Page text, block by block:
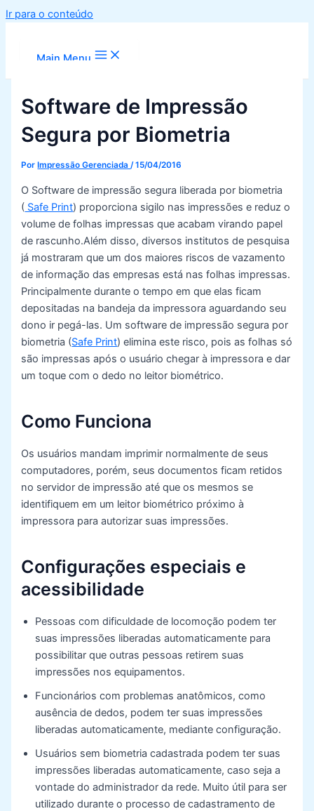
Ir para o conteúdo
Main Menu
Software de Impressão
Segura por Biometria
Por Impressão Gerenciada/15/04/2016
O Software de impressão segura liberada por biometria
( Safe Print) proporciona sigilo nas impressões e reduz o
volume de folhas impressas que acabam virando papel
de rascunho.Além disso, diversos institutos de pesquisa
já mostraram que um dos maiores riscos de vazamento
de informação das empresas está nas folhas impressas.
Principalmente durante o tempo em que elas ficam
depositadas na bandeja da impressora aguardando seu
dono ir pegá-las. Um software de impressão segura por
biometria (Safe Print) elimina este risco, pois as folhas só
são impressas após o usuário chegar à impressora e dar
um toque com o dedo no leitor biométrico.
Como Funciona
Os usuários mandam imprimir normalmente de seus
computadores, porém, seus documentos ficam retidos
no servidor de impressão até que os mesmos se
identifiquem em um leitor biométrico próximo à
impressora para autorizar suas impressões.
Configurações especiais e
acessibilidade
Pessoas com dificuldade de locomoção podem ter
suas impressões liberadas automaticamente para
possibilitar que outras pessoas retirem suas
impressões nos equipamentos.
Funcionários com problemas anatômicos, como
ausência de dedos, podem ter suas impressões
liberadas automaticamente, mediante configuração.
Usuários sem biometria cadastrada podem ter suas
impressões liberadas automaticamente, caso seja a
vontade do administrador da rede. Muito útil para ser
utilizado durante o processo de cadastramento de